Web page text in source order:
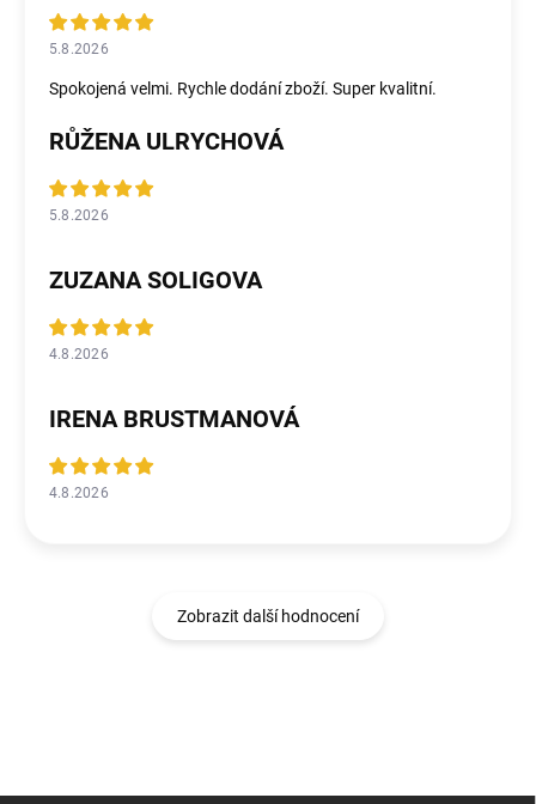
5.8.2026
Spokojená velmi. Rychle dodání zboží. Super kvalitní.
RŮŽENA ULRYCHOVÁ
5.8.2026
ZUZANA SOLIGOVA
4.8.2026
IRENA BRUSTMANOVÁ
4.8.2026
Zobrazit další hodnocení